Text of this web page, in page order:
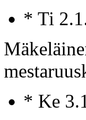
* Ti
* Ke